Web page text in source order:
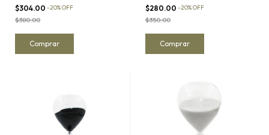
$304.00 -20%OFF
$380.00
$280.00 -20%OFF
$350.00